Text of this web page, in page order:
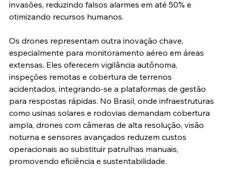
invasões, reduzindo falsos alarmes em até 50% e
otimizando recursos humanos.
Os drones representam outra inovação chave,
especialmente para monitoramento aéreo em áreas
extensas. Eles oferecem vigilância autônoma,
inspeções remotas e cobertura de terrenos
acidentados, integrando-se a plataformas de gestão
para respostas rápidas. No Brasil, onde infraestruturas
como usinas solares e rodovias demandam cobertura
ampla, drones com câmeras de alta resolução, visão
noturna e sensores avançados reduzem custos
operacionais ao substituir patrulhas manuais,
promovendo eficiência e sustentabilidade.